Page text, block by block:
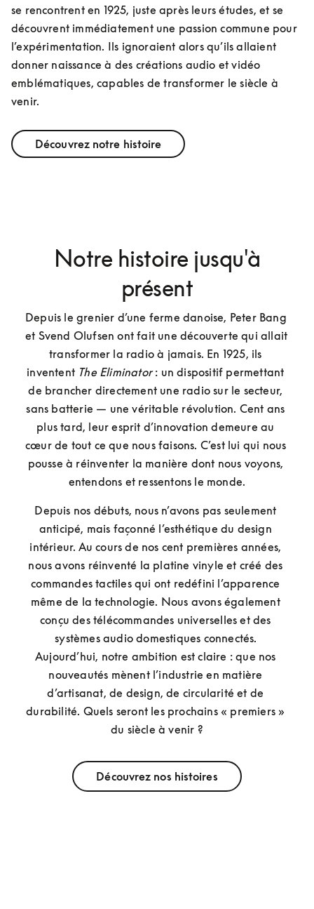
se rencontrent en 1925, juste après leurs études, et se
découvrent immédiatement une passion commune pour
l’expérimentation. Ils ignoraient alors qu’ils allaient
donner naissance à des créations audio et vidéo
emblématiques, capables de transformer le siècle à
venir.
Découvrez notre histoire
Notre histoire jusqu'à
présent
Depuis le grenier d’une ferme danoise, Peter Bang
et Svend Olufsen ont fait une découverte qui allait
transformer la radio à jamais. En 1925, ils
inventent The Eliminator : un dispositif permettant
de brancher directement une radio sur le secteur,
sans batterie — une véritable révolution. Cent ans
plus tard, leur esprit d’innovation demeure au
cœur de tout ce que nous faisons. C’est lui qui nous
pousse à réinventer la manière dont nous voyons,
entendons et ressentons le monde.
Depuis nos débuts, nous n’avons pas seulement
anticipé, mais façonné l’esthétique du design
intérieur. Au cours de nos cent premières années,
nous avons réinventé la platine vinyle et créé des
commandes tactiles qui ont redéfini l’apparence
même de la technologie. Nous avons également
conçu des télécommandes universelles et des
systèmes audio domestiques connectés.
Aujourd’hui, notre ambition est claire : que nos
nouveautés mènent l’industrie en matière
d’artisanat, de design, de circularité et de
durabilité. Quels seront les prochains « premiers »
du siècle à venir ?
Découvrez nos histoires